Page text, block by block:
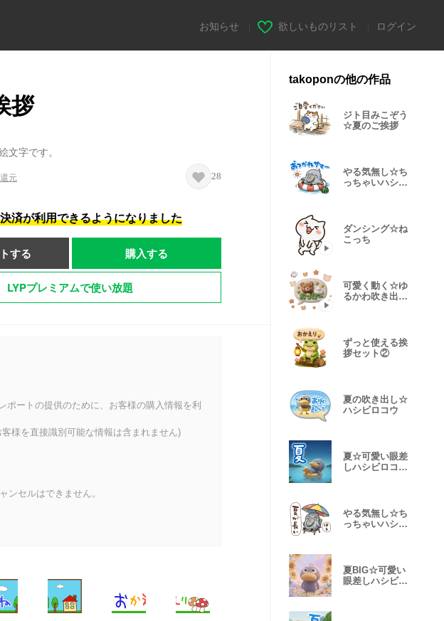
お知らせ 欲しいものリスト ログイン
拶
文字です。
元 28
済が利用できるようになりました
する 購入する
LYPプレミアムで使い放題
ートの提供のために、お客様の購入情報を利
様を直接識別可能な情報は含まれません)
ンセルはできません。
takoponの他の作品
ジト目みこぞう
☆夏のご挨拶
やる気無し☆ち
っちゃいハシビ
ダンシング☆ね
こっち
可愛く動く☆ゆ
るかわ吹き出し
ずっと使える挨
拶セット②
夏の吹き出し☆
ハシビロコウ
夏☆可愛い眼差
しハシビロコウ
やる気無し☆ち
っちゃいハシビ
夏BIG☆可愛い
眼差しハシビロ